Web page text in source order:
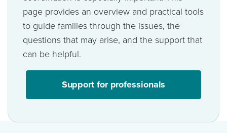
page provides an overview and practical tools
to guide families through the issues, the
questions that may arise, and the support that
can be helpful.
Support for professionals